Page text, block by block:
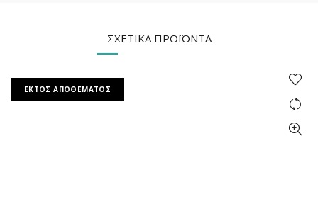
ΣΧΕΤΙΚΆ ΠΡΟΪΌΝΤΑ
ΕΚΤΌΣ ΑΠΟΘΈΜΑΤΟΣ